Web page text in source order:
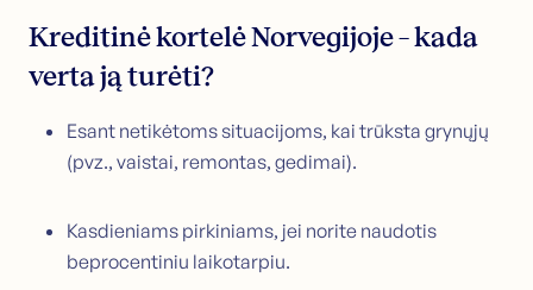
Kreditinė kortelė Norvegijoje – kada
verta ją turėti?
Esant netikėtoms situacijoms, kai trūksta grynųjų
(pvz., vaistai, remontas, gedimai).
Kasdieniams pirkiniams, jei norite naudotis
beprocentiniu laikotarpiu.